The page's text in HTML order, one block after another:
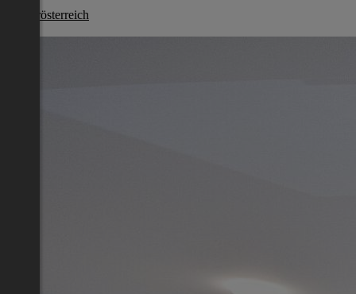
Niederösterreich